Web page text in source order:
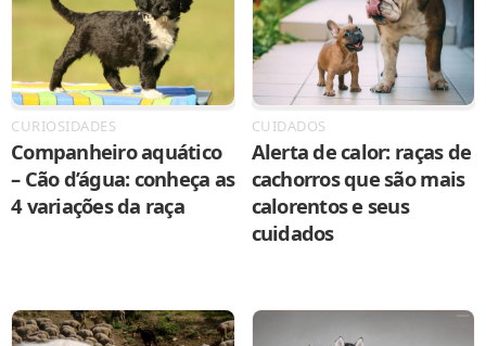
CURIOSIDADES
Companheiro aquático
– Cão d’água: conheça as
4 variações da raça
CUIDADOS
Alerta de calor: raças de
cachorros que são mais
calorentos e seus
cuidados